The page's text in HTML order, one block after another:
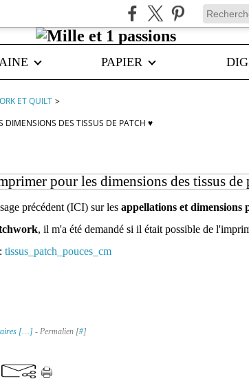
PAPIER
ET QUILT >
DIMENSIONS DES TISSUS DE PATCH ♥
pour les dimensions des tissus de
précédent (ICI) sur les appellations et dimensions
, il m'a été demandé si il était possible de
tissus_patch_pouces_cm
[…] - Permalien [#]